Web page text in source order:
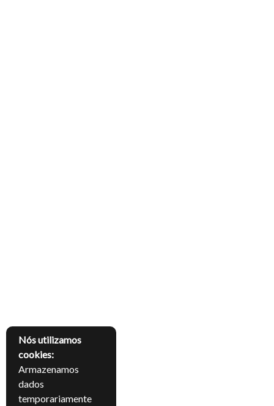
Nós utilizamos
cookies:
Armazenamos
dados
temporariamente